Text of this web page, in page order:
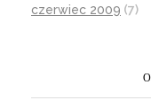
czerwiec 2009 (7)